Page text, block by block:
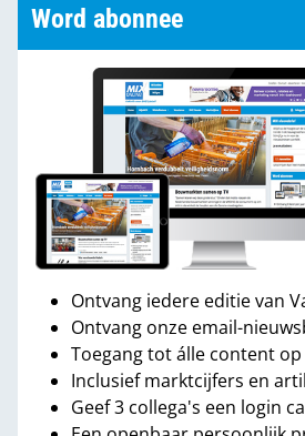
Word abonnee
Ontvang iedere editie van
Ontvang onze email-
Toegang tot álle content
Inclusief marktcijfers en
Geef 3 collega's een login